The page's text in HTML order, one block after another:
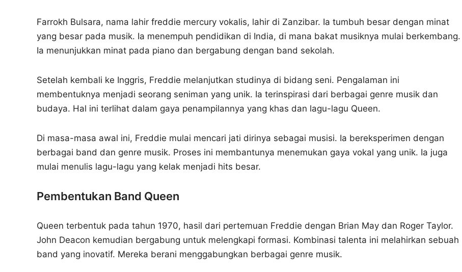
Farrokh Bulsara, nama lahir freddie mercury vokalis, lahir di Zanzibar. Ia tumbuh besar dengan minat
yang besar pada musik. Ia menempuh pendidikan di India, di mana bakat musiknya mulai berkembang.
Ia menunjukkan minat pada piano dan bergabung dengan band sekolah.
Setelah kembali ke Inggris, Freddie melanjutkan studinya di bidang seni. Pengalaman ini
membentuknya menjadi seorang seniman yang unik. Ia terinspirasi dari berbagai genre musik dan
budaya. Hal ini terlihat dalam gaya penampilannya yang khas dan lagu-lagu Queen.
Di masa-masa awal ini, Freddie mulai mencari jati dirinya sebagai musisi. Ia bereksperimen dengan
berbagai band dan genre musik. Proses ini membantunya menemukan gaya vokal yang unik. Ia juga
mulai menulis lagu-lagu yang kelak menjadi hits besar.
Pembentukan Band Queen
Queen terbentuk pada tahun 1970, hasil dari pertemuan Freddie dengan Brian May dan Roger Taylor.
John Deacon kemudian bergabung untuk melengkapi formasi. Kombinasi talenta ini melahirkan sebuah
band yang inovatif. Mereka berani menggabungkan berbagai genre musik.